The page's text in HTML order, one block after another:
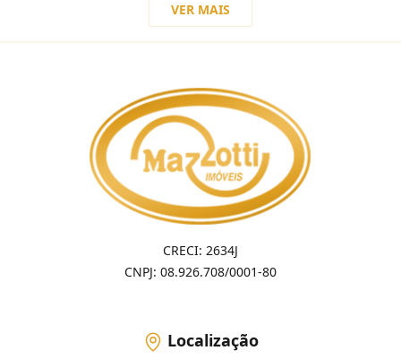
VER MAIS
CRECI: 2634J
CNPJ: 08.926.708/0001-80
Localização